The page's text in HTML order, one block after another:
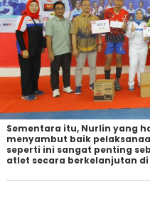
Sementara itu, Nurlin yang
menyambut baik
seperti ini sangat penting
atlet secara berkelanjutan